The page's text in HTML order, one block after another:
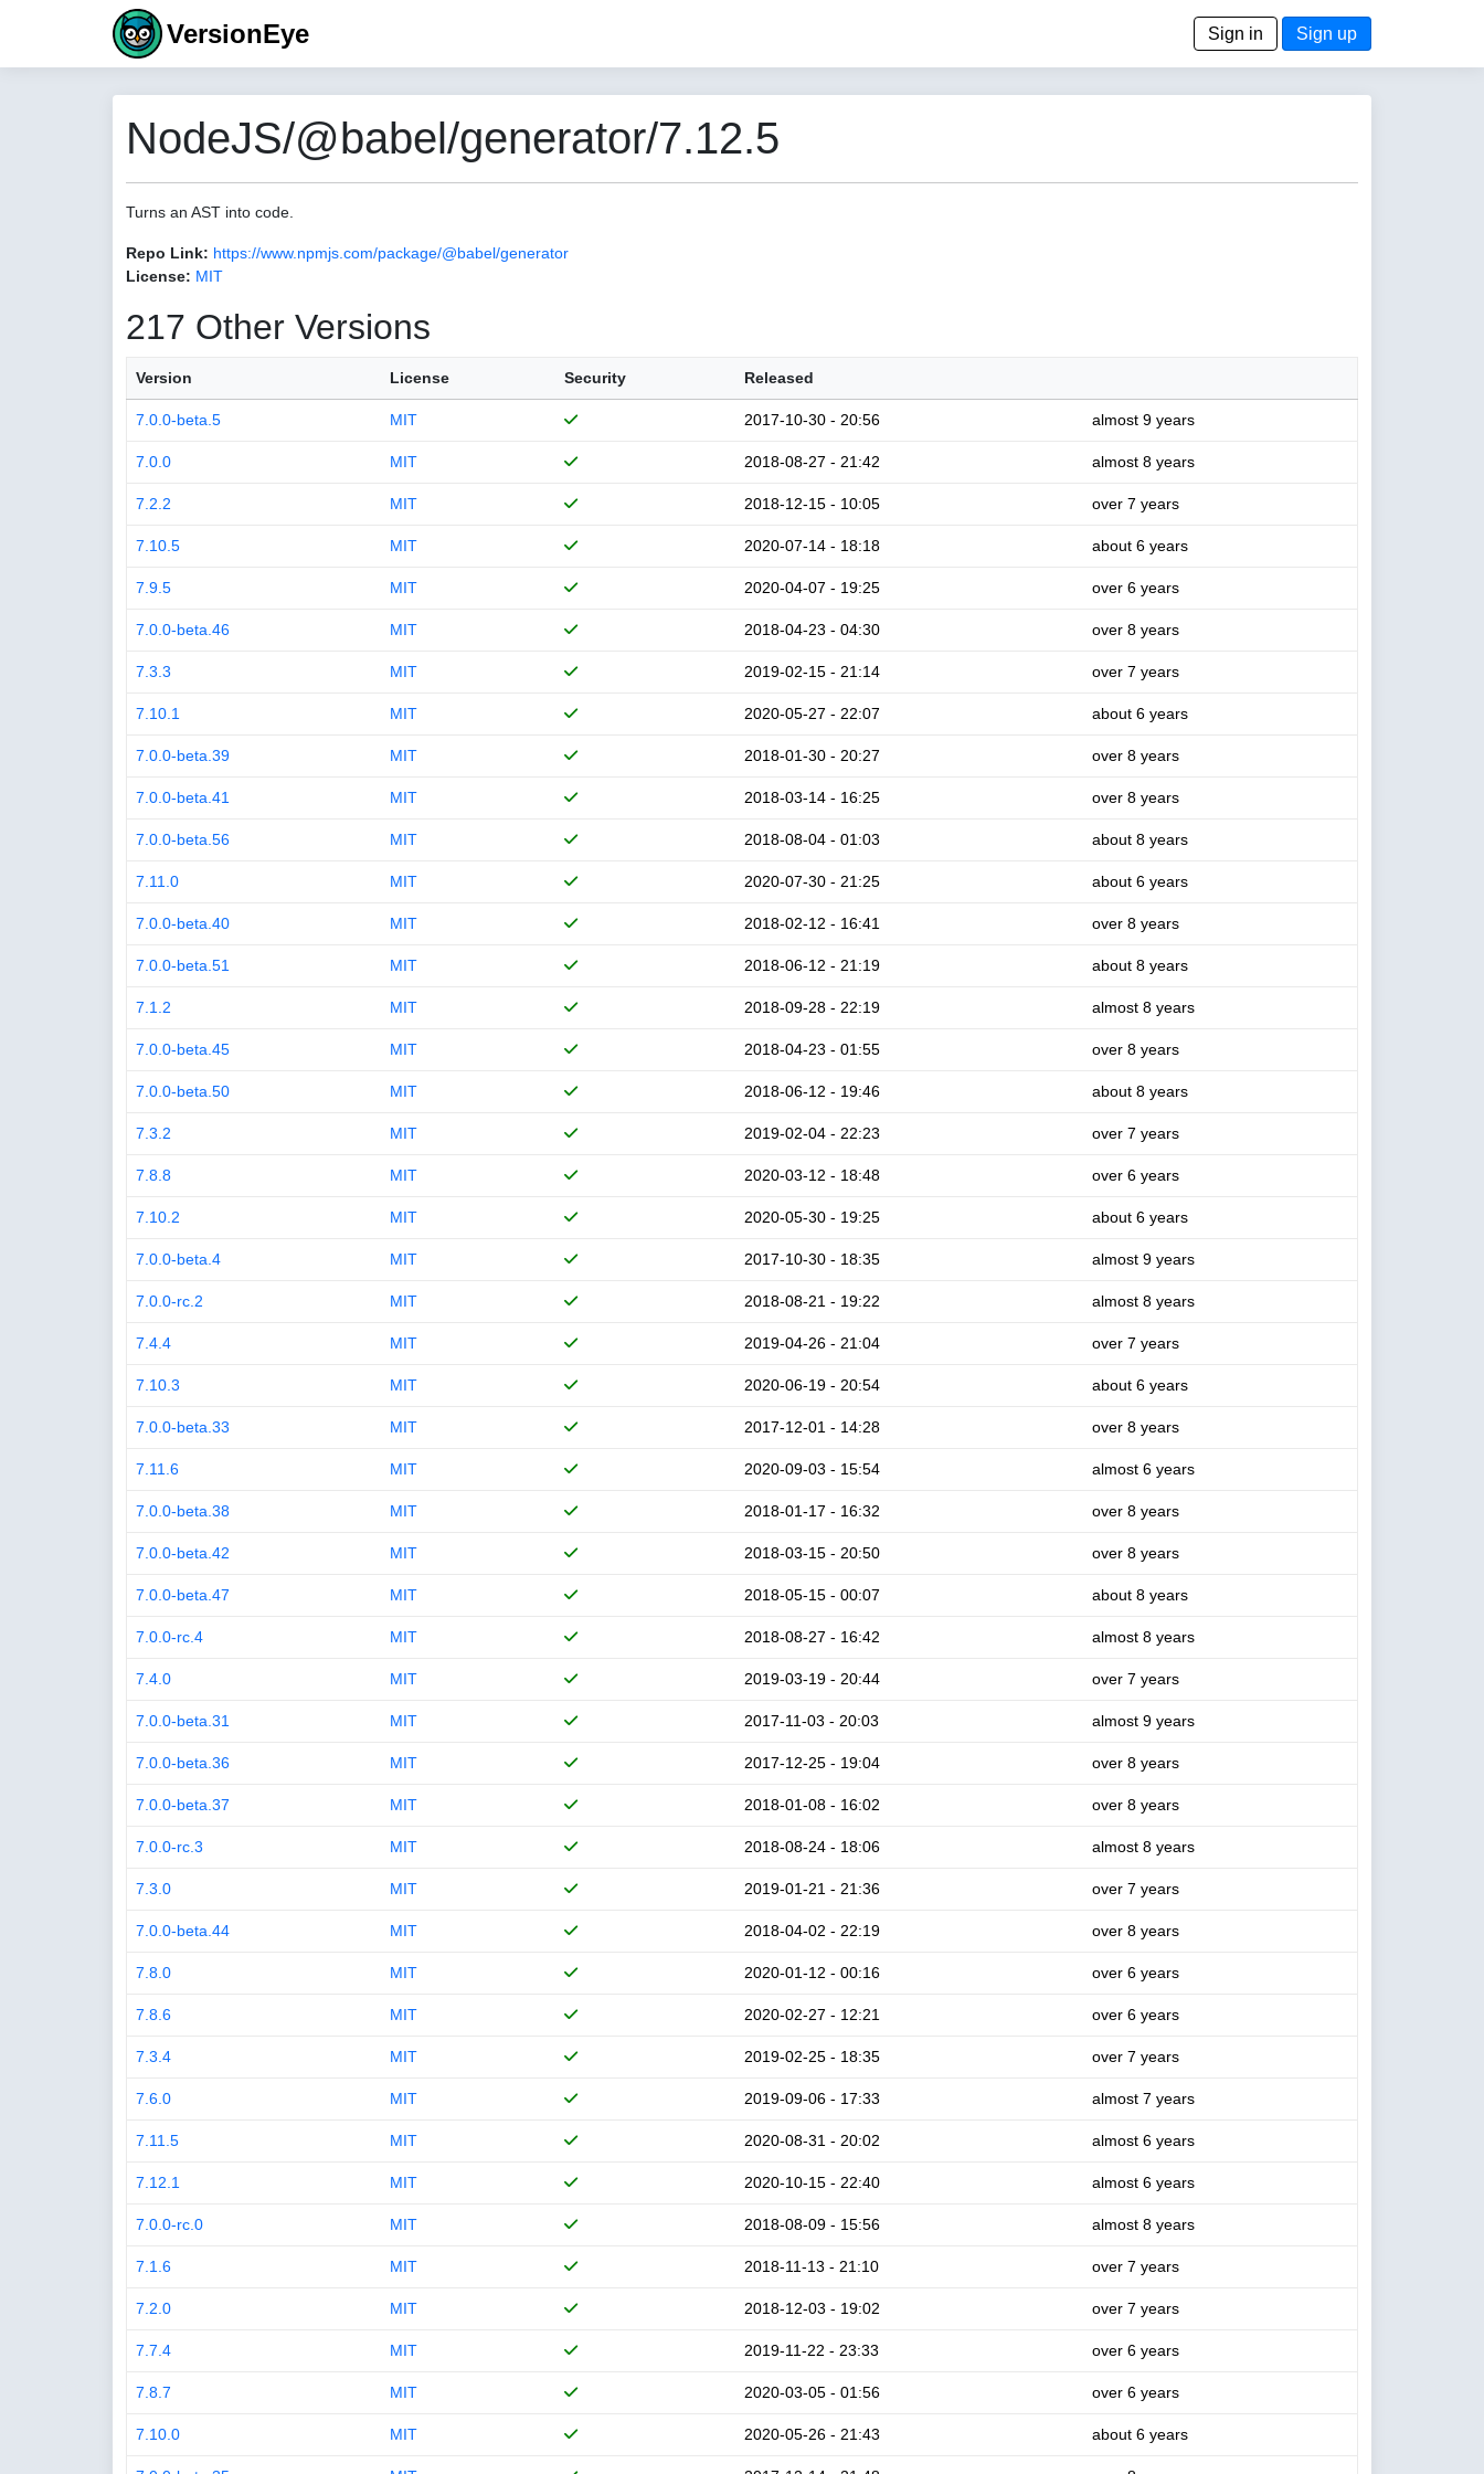
VersionEye Sign in Sign up
NodeJS/@babel/generator/7.12.5
Turns an AST into code.
Repo Link: https://www.npmjs.com/package/@babel/generator
License: MIT
217 Other Versions
Version License Security Released
7.0.0-beta.5 MIT 2017-10-30 - 20:56 almost 9 years
7.0.0 MIT 2018-08-27 - 21:42 almost 8 years
7.2.2 MIT 2018-12-15 - 10:05 over 7 years
7.10.5 MIT 2020-07-14 - 18:18 about 6 years
7.9.5 MIT 2020-04-07 - 19:25 over 6 years
7.0.0-beta.46 MIT 2018-04-23 - 04:30 over 8 years
7.3.3 MIT 2019-02-15 - 21:14 over 7 years
7.10.1 MIT 2020-05-27 - 22:07 about 6 years
7.0.0-beta.39 MIT 2018-01-30 - 20:27 over 8 years
7.0.0-beta.41 MIT 2018-03-14 - 16:25 over 8 years
7.0.0-beta.56 MIT 2018-08-04 - 01:03 about 8 years
7.11.0 MIT 2020-07-30 - 21:25 about 6 years
7.0.0-beta.40 MIT 2018-02-12 - 16:41 over 8 years
7.0.0-beta.51 MIT 2018-06-12 - 21:19 about 8 years
7.1.2 MIT 2018-09-28 - 22:19 almost 8 years
7.0.0-beta.45 MIT 2018-04-23 - 01:55 over 8 years
7.0.0-beta.50 MIT 2018-06-12 - 19:46 about 8 years
7.3.2 MIT 2019-02-04 - 22:23 over 7 years
7.8.8 MIT 2020-03-12 - 18:48 over 6 years
7.10.2 MIT 2020-05-30 - 19:25 about 6 years
7.0.0-beta.4 MIT 2017-10-30 - 18:35 almost 9 years
7.0.0-rc.2 MIT 2018-08-21 - 19:22 almost 8 years
7.4.4 MIT 2019-04-26 - 21:04 over 7 years
7.10.3 MIT 2020-06-19 - 20:54 about 6 years
7.0.0-beta.33 MIT 2017-12-01 - 14:28 over 8 years
7.11.6 MIT 2020-09-03 - 15:54 almost 6 years
7.0.0-beta.38 MIT 2018-01-17 - 16:32 over 8 years
7.0.0-beta.42 MIT 2018-03-15 - 20:50 over 8 years
7.0.0-beta.47 MIT 2018-05-15 - 00:07 about 8 years
7.0.0-rc.4 MIT 2018-08-27 - 16:42 almost 8 years
7.4.0 MIT 2019-03-19 - 20:44 over 7 years
7.0.0-beta.31 MIT 2017-11-03 - 20:03 almost 9 years
7.0.0-beta.36 MIT 2017-12-25 - 19:04 over 8 years
7.0.0-beta.37 MIT 2018-01-08 - 16:02 over 8 years
7.0.0-rc.3 MIT 2018-08-24 - 18:06 almost 8 years
7.3.0 MIT 2019-01-21 - 21:36 over 7 years
7.0.0-beta.44 MIT 2018-04-02 - 22:19 over 8 years
7.8.0 MIT 2020-01-12 - 00:16 over 6 years
7.8.6 MIT 2020-02-27 - 12:21 over 6 years
7.3.4 MIT 2019-02-25 - 18:35 over 7 years
7.6.0 MIT 2019-09-06 - 17:33 almost 7 years
7.11.5 MIT 2020-08-31 - 20:02 almost 6 years
7.12.1 MIT 2020-10-15 - 22:40 almost 6 years
7.0.0-rc.0 MIT 2018-08-09 - 15:56 almost 8 years
7.1.6 MIT 2018-11-13 - 21:10 over 7 years
7.2.0 MIT 2018-12-03 - 19:02 over 7 years
7.7.4 MIT 2019-11-22 - 23:33 over 6 years
7.8.7 MIT 2020-03-05 - 01:56 over 6 years
7.10.0 MIT 2020-05-26 - 21:43 about 6 years